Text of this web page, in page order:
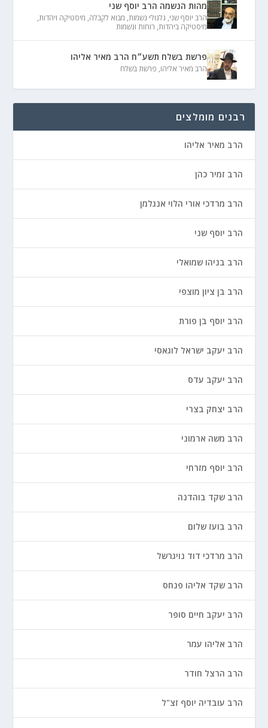
מהות הנשמה הרב יוסף שני
הרב יוסף שני, גלגולי נשמות, מבוא לקבלה, מיסטיקה ויהדות,
מיסטיקה ביהדות, רוחות ונשמות
פרשת בשלח תשע״ח הרב מאיר אליהו
הרב מאיר אליהו, פרשת בשלח
רבנים מומלצים
הרב מאיר אליהו
הרב זמיר כהן
הרב מרדכי אורי הלוי אנגלמן
הרב יוסף שני
הרב בניהו שמואלי
הרב בן ציון מוצפי
הרב יוסף בן פורת
הרב יעקב ישראל לוגאסי
הרב יעקב עדס
הרב יצחק בצרי
הרב משה ארמוני
הרב יוסף מזרחי
הרב שקד בוהדנה
הרב בועז שלום
הרב מרדכי דוד נויגרשל
הרב שקד אליהו פנחס
הרב יעקב חיים סופר
הרב אליהו עמר
הרב הרצל חודר
הרב עובדיה יוסף זצ"ל